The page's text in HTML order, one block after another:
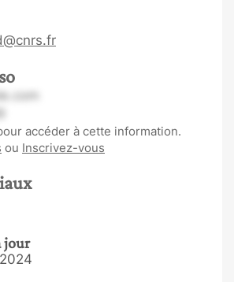
accéder à cette information.
ou Inscrivez-vous
jour